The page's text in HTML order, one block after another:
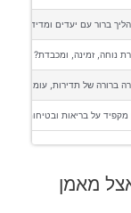
ברור עם יעדים ומדידה?
נוחה, זמינה, ומכבדת?
ברורה של תדירות, עומס
על בריאות ובטיחות
מאמן